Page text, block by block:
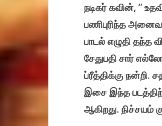
நடிகர் கவின், ”
பணிபுரிந்த
பாடல் எழுதி
சேதுபதி சார்
ப்ரீத்திக்கு
இசை இந்த
ஆகிறது. நிச்சயம்